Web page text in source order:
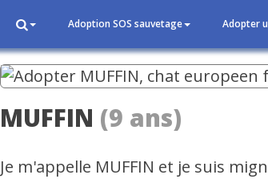
Adoption SOS sauvetage Adopter
MUFFIN (9 ans)
Je m'appelle MUFFIN et je suis